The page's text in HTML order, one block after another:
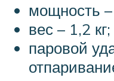
мощность –
вес – 1,2 кг;
паровой